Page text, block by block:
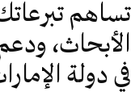
تساهم
الأبحاث،
في دولة